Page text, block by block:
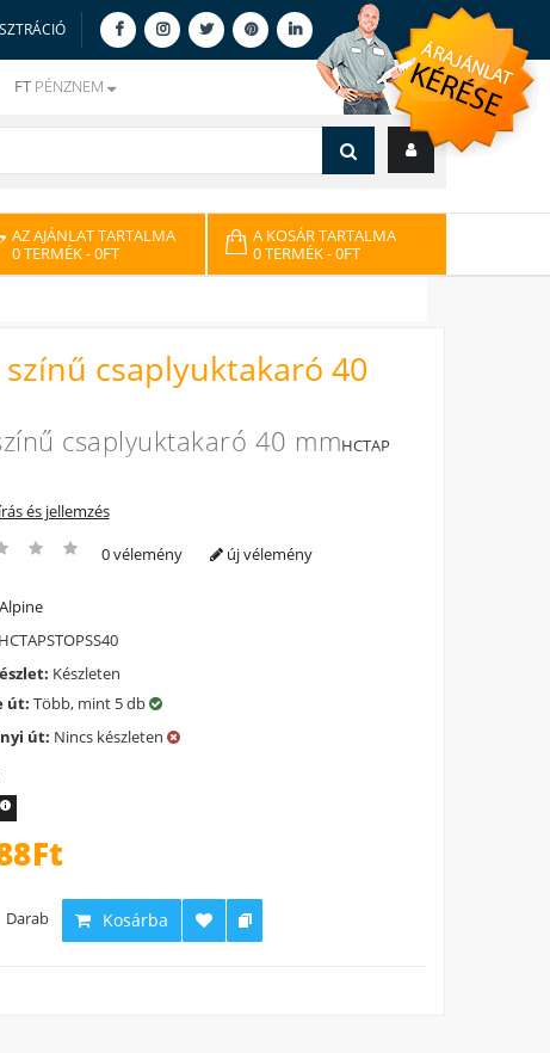
FT PÉNZNEM
AZ AJÁNLAT TARTALMA
0 TERMÉK- 0FT
A KOSÁR TARTALMA
0 TERMÉK- 0FT
csaplyuktakaró 40
csaplyuktakaró 40 mmHCTAP
és jellemzés
0 vélemény új vélemény
HCTAPSTOPSS40
Készleten
út: Több, mint 5 db
út: Nincs készleten
Darab Kosárba